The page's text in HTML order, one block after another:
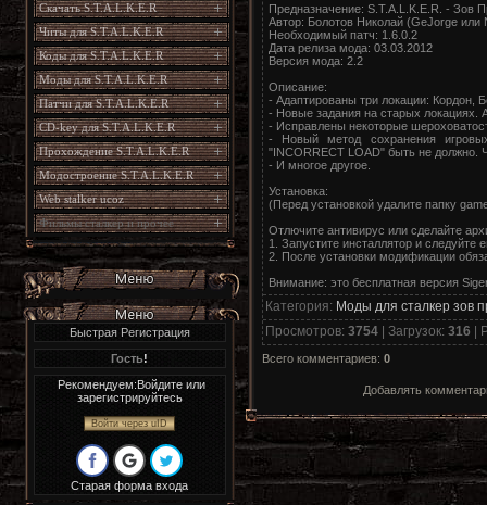
Скачать S.T.A.L.K.E.R
Читы для S.T.A.L.K.E.R
Коды для S.T.A.L.K.E.R
Моды для S.T.A.L.K.E.R
Патчи для S.T.A.L.K.E.R
CD-key для S.T.A.L.K.E.R
Прохождение S.T.A.L.K.E.R
Модостроение S.T.A.L.K.E.R
Web stalker ucoz
Фильмы сталкер и прочее
Быстрая Регистрация
Гость!
Рекомендуем:Войдите или
зарегистрируйтесь
Войти через uID
Старая форма входа
Предназначение: S.T.A.L.K.E.R. - Зов
Автор: Болотов Николай (GeJorge или
Необходимый патч: 1.6.0.2
Дата релиза мода: 03.03.2012
Версия мода: 2.2
Описание:
- Адаптированы три локации: Кордон,
- Новые задания на старых локациях.
- Исправлены некоторые
- Новый метод сохранения
"INCORRECT LOAD" быть не должно.
- И многое другое.
Установка:
(Перед установкой удалите папку
Отлючите антивирус или сделайте
1. Запустите инсталлятор и следуйте
2. После установки модификации
Внимание: это бесплатная версия
Категория: Моды для сталкер зов
Просмотров: 3754| Загрузок: 316 |
Всего комментариев: 0
Добавлять